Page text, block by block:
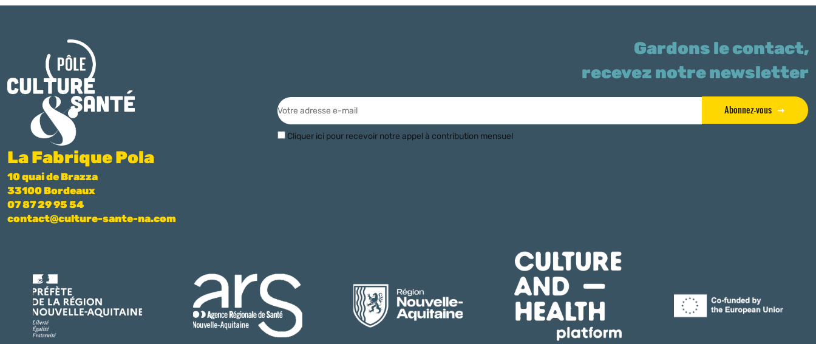
La Fabrique Pola
10 quai de Brazza
33100 Bordeaux
07 87 29 95 54
contact@culture-sante-na.com
Gardons le contact,
recevez notre newsletter
Abonnez-vous
Cliquer ici pour recevoir notre appel à contribution mensuel